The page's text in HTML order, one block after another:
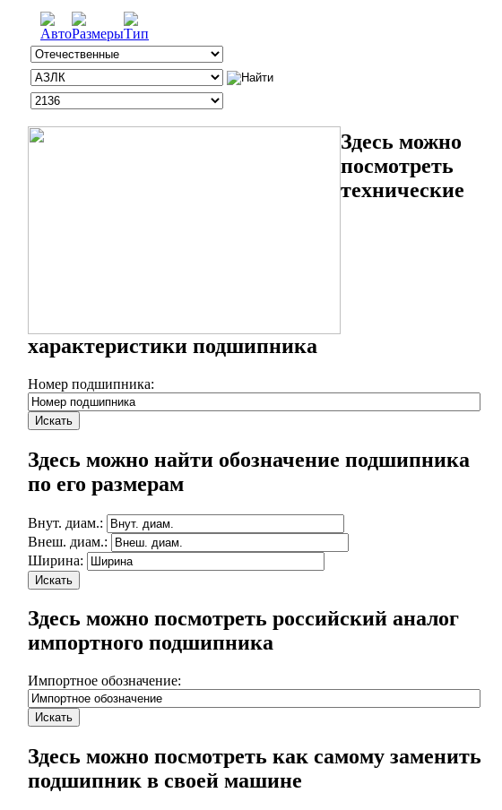
Здесь можно
посмотреть
технические
характеристики подшипника
Номер подшипника:
Здесь можно найти обозначение подшипника
по его размерам
Внут. диам.:
Внеш. диам.:
Ширина:
Здесь можно посмотреть российский аналог
импортного подшипника
Импортное обозначение:
Здесь можно посмотреть как самому заменить
подшипник в своей машине